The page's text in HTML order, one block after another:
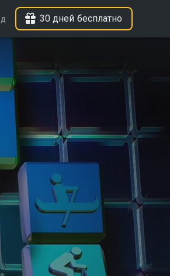
30 дней бесплатно